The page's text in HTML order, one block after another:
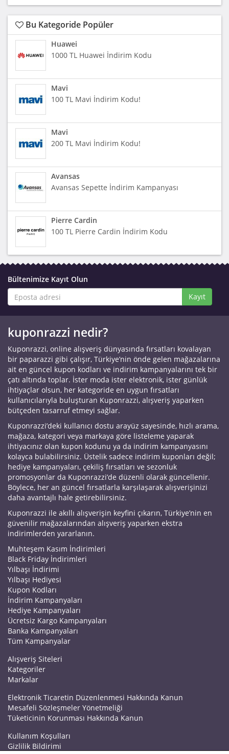
Bu Kategoride Popüler
Huawei
1000 TL Huawei İndirim Kodu
Mavi
100 TL Mavi İndirim Kodu!
Mavi
200 TL Mavi İndirim Kodu!
Avansas
Avansas Sepette İndirim Kampanyası
Pierre Cardin
100 TL Pierre Cardin İndirim Kodu
Bültenimize Kayıt Olun
Kayıt
kuponrazzi nedir?
Kuponrazzi, online alışveriş dünyasında fırsatları kovalayan
bir paparazzi gibi çalışır, Türkiye’nin önde gelen mağazalarına
ait en güncel kupon kodları ve indirim kampanyalarını tek bir
çatı altında toplar. İster moda ister elektronik, ister günlük
ihtiyaçlar olsun, her kategoride en uygun fırsatları
kullanıcılarıyla buluşturan Kuponrazzi, alışveriş yaparken
bütçeden tasarruf etmeyi sağlar.
Kuponrazzi’deki kullanıcı dostu arayüz sayesinde, hızlı arama,
mağaza, kategori veya markaya göre listeleme yaparak
ihtiyacınız olan kupon kodunu ya da indirim kampanyasını
kolayca bulabilirsiniz. Üstelik sadece indirim kuponları değil;
hediye kampanyaları, çekiliş fırsatları ve sezonluk
promosyonlar da Kuponrazzi’de düzenli olarak güncellenir.
Böylece, her an güncel fırsatlarla karşılaşarak alışverişinizi
daha avantajlı hale getirebilirsiniz.
Kuponrazzi ile akıllı alışverişin keyfini çıkarın, Türkiye’nin en
güvenilir mağazalarından alışveriş yaparken ekstra
indirimlerden yararlanın.
Muhteşem Kasım İndirimleri
Black Friday İndirimleri
Yılbaşı İndirimi
Yılbaşı Hediyesi
Kupon Kodları
İndirim Kampanyaları
Hediye Kampanyaları
Ücretsiz Kargo Kampanyaları
Banka Kampanyaları
Tüm Kampanyalar
Alışveriş Siteleri
Kategoriler
Markalar
Elektronik Ticaretin Düzenlenmesi Hakkında Kanun
Mesafeli Sözleşmeler Yönetmeliği
Tüketicinin Korunması Hakkında Kanun
Kullanım Koşulları
Gizlilik Bildirimi